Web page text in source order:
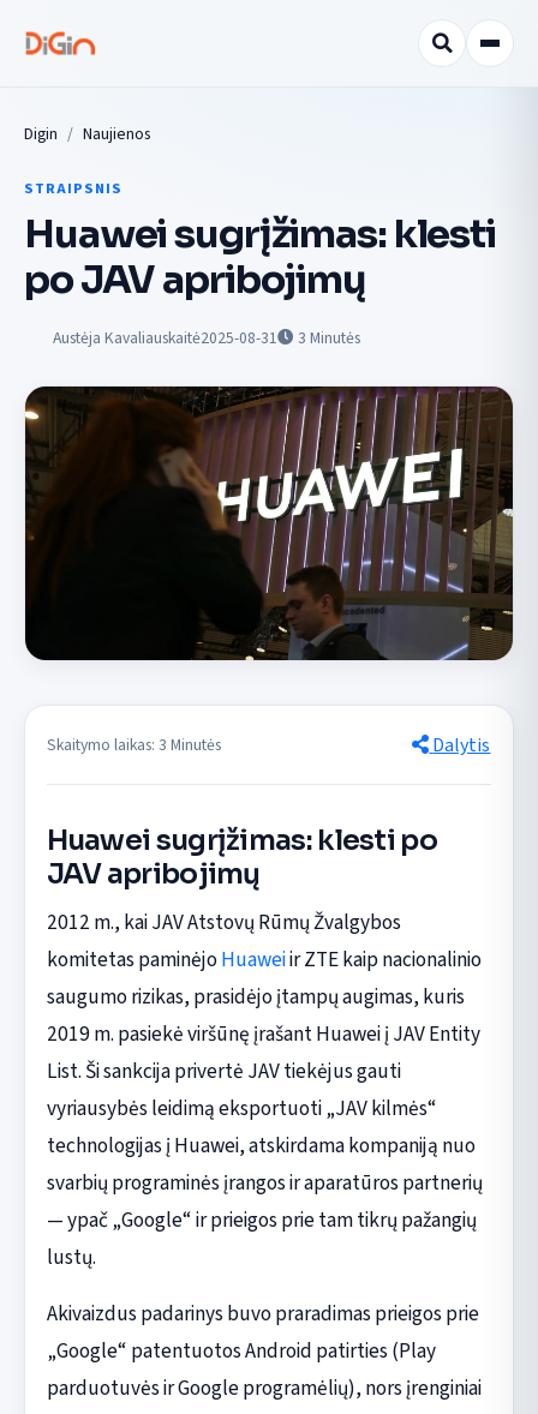
Digin Naujienos
STRAIPSNIS
Huawei sugrįžimas: klesti
po JAV apribojimų
Austėja Kavaliauskaitė2025-08-31 3 Minutės
Skaitymo laikas: 3 Minutės Dalytis
Huawei sugrįžimas: klesti po
JAV apribojimų
2012 m., kai JAV Atstovų Rūmų Žvalgybos
komitetas paminėjoHuaweiir ZTE kaip nacionalinio
saugumo rizikas, prasidėjo įtampų augimas, kuris
2019 m. pasiekė viršūnę įrašant Huawei į JAV Entity
List. Ši sankcija privertė JAV tiekėjus gauti
vyriausybės leidimą eksportuoti „JAV kilmės“
technologijas į Huawei, atskirdama kompaniją nuo
svarbių programinės įrangos ir aparatūros partnerių
— ypač „Google“ ir prieigos prie tam tikrų pažangių
lustų.
Akivaizdus padarinys buvo praradimas prieigos prie
„Google“ patentuotos Android patirties (Play
parduotuvės ir Google programėlių), nors įrenginiai